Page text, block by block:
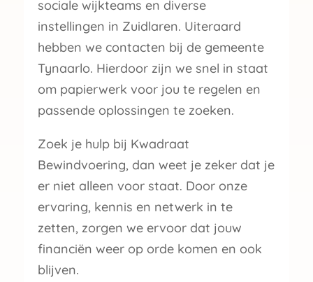
sociale wijkteams en diverse
instellingen in Zuidlaren. Uiteraard
hebben we contacten bij de gemeente
Tynaarlo. Hierdoor zijn we snel in staat
om papierwerk voor jou te regelen en
passende oplossingen te zoeken.
Zoek je hulp bij Kwadraat
Bewindvoering, dan weet je zeker dat je
er niet alleen voor staat. Door onze
ervaring, kennis en netwerk in te
zetten, zorgen we ervoor dat jouw
financiën weer op orde komen en ook
blijven.